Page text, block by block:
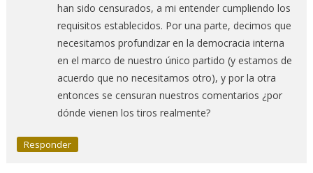
han sido censurados, a mi entender cumpliendo los
requisitos establecidos. Por una parte, decimos que
necesitamos profundizar en la democracia interna
en el marco de nuestro único partido (y estamos de
acuerdo que no necesitamos otro), y por la otra
entonces se censuran nuestros comentarios ¿por
dónde vienen los tiros realmente?
Responder